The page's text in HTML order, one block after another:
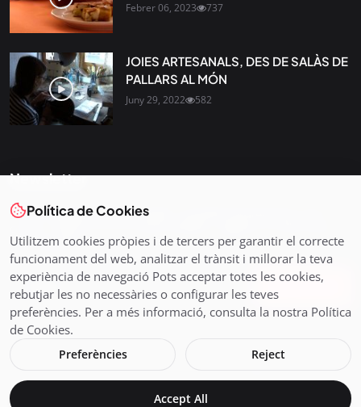
Febrer 06, 2023 737
JOIES ARTESANALS, DES DE SALÀS DE
PALLARS AL MÓN
Juny 29, 2022 582
Newsletter
Tota l’actualitat, seleccionada i enviada directament al teu
que importa.
Subscriu-te
Avís legal i Política de Cookies
Política de Cookies
Utilitzem cookies pròpies i de tercers per garantir el correcte
funcionament del web, analitzar el trànsit i millorar la teva
experiència de navegació Pots acceptar totes les cookies,
rebutjar les no necessàries o configurar les teves
preferències. Per a més informació, consulta la nostra Política
de Cookies.
Preferències Reject
Accept All